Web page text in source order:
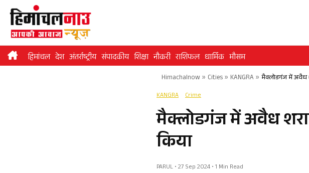
Skip
content
हिमांचल देश अंतर्राष्ट्रीय संपादकीय शिक्षा नौकरी राशिफल धार्मिक मौसम
Himachalnow» Cities» KANGRA » मैक्लोडगंज में अवैध
KANGRA Crime
मैक्लोडगंज में अवैध
किया
PARUL • 27 Sep 2024 • 1 Min Read